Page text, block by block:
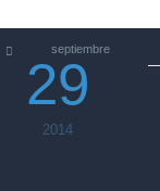
29
septiembre
2014